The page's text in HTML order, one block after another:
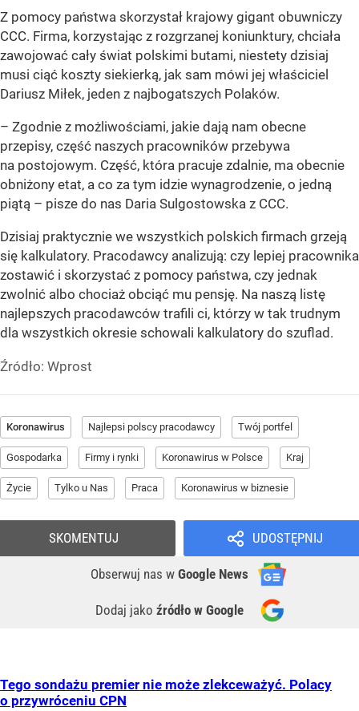
Z pomocy państwa skorzystał krajowy gigant obuwniczy
CCC. Firma, korzystając z rozgrzanej koniunktury, chciała
zawojować cały świat polskimi butami, niestety dzisiaj
musi ciąć koszty siekierką, jak sam mówi jej właściciel
Dariusz Miłek, jeden z najbogatszych Polaków.
– Zgodnie z możliwościami, jakie dają nam obecne
przepisy, część naszych pracowników przebywa
na postojowym. Część, która pracuje zdalnie, ma obecnie
obniżony etat, a co za tym idzie wynagrodzenie, o jedną
piątą – pisze do nas Daria Sulgostowska z CCC.
Dzisiaj praktycznie we wszystkich polskich firmach grzeją
się kalkulatory. Pracodawcy analizują: czy lepiej pracownika
zostawić i skorzystać z pomocy państwa, czy jednak
zwolnić albo chociaż obciąć mu pensję. Na naszą listę
najlepszych pracodawców trafili ci, którzy w tak trudnym
dla wszystkich okresie schowali kalkulatory do szuflad.
Źródło: Wprost
Koronawirus Najlepsi polscy pracodawcy Twój portfel
Gospodarka Firmy i rynki Koronawirus w Polsce Kraj
Życie Tylko u Nas Praca Koronawirus w biznesie
UDOSTĘPNIJ
Obserwuj nas w Google News
Dodaj jako źródło w Google
SKOMENTUJ
Tego sondażu premier nie może zlekceważyć. Polacy
o przywróceniu CPN